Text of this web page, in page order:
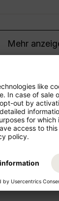
Mehr